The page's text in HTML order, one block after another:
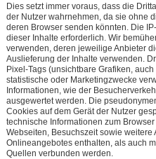
Dies setzt immer voraus, dass die
der Nutzer wahrnehmen, da sie ohne
deren Browser senden könnten. Die
dieser Inhalte erforderlich. Wir
verwenden, deren jeweilige Anbieter
Auslieferung der Inhalte verwenden.
Pixel-Tags (unsichtbare Grafiken,
statistische oder Marketingzwecke
Informationen, wie der
ausgewertet werden. Die
Cookies auf dem Gerät der Nutzer
technische Informationen zum
Webseiten, Besuchszeit sowie
Onlineangebotes enthalten, als auch
Quellen verbunden werden.